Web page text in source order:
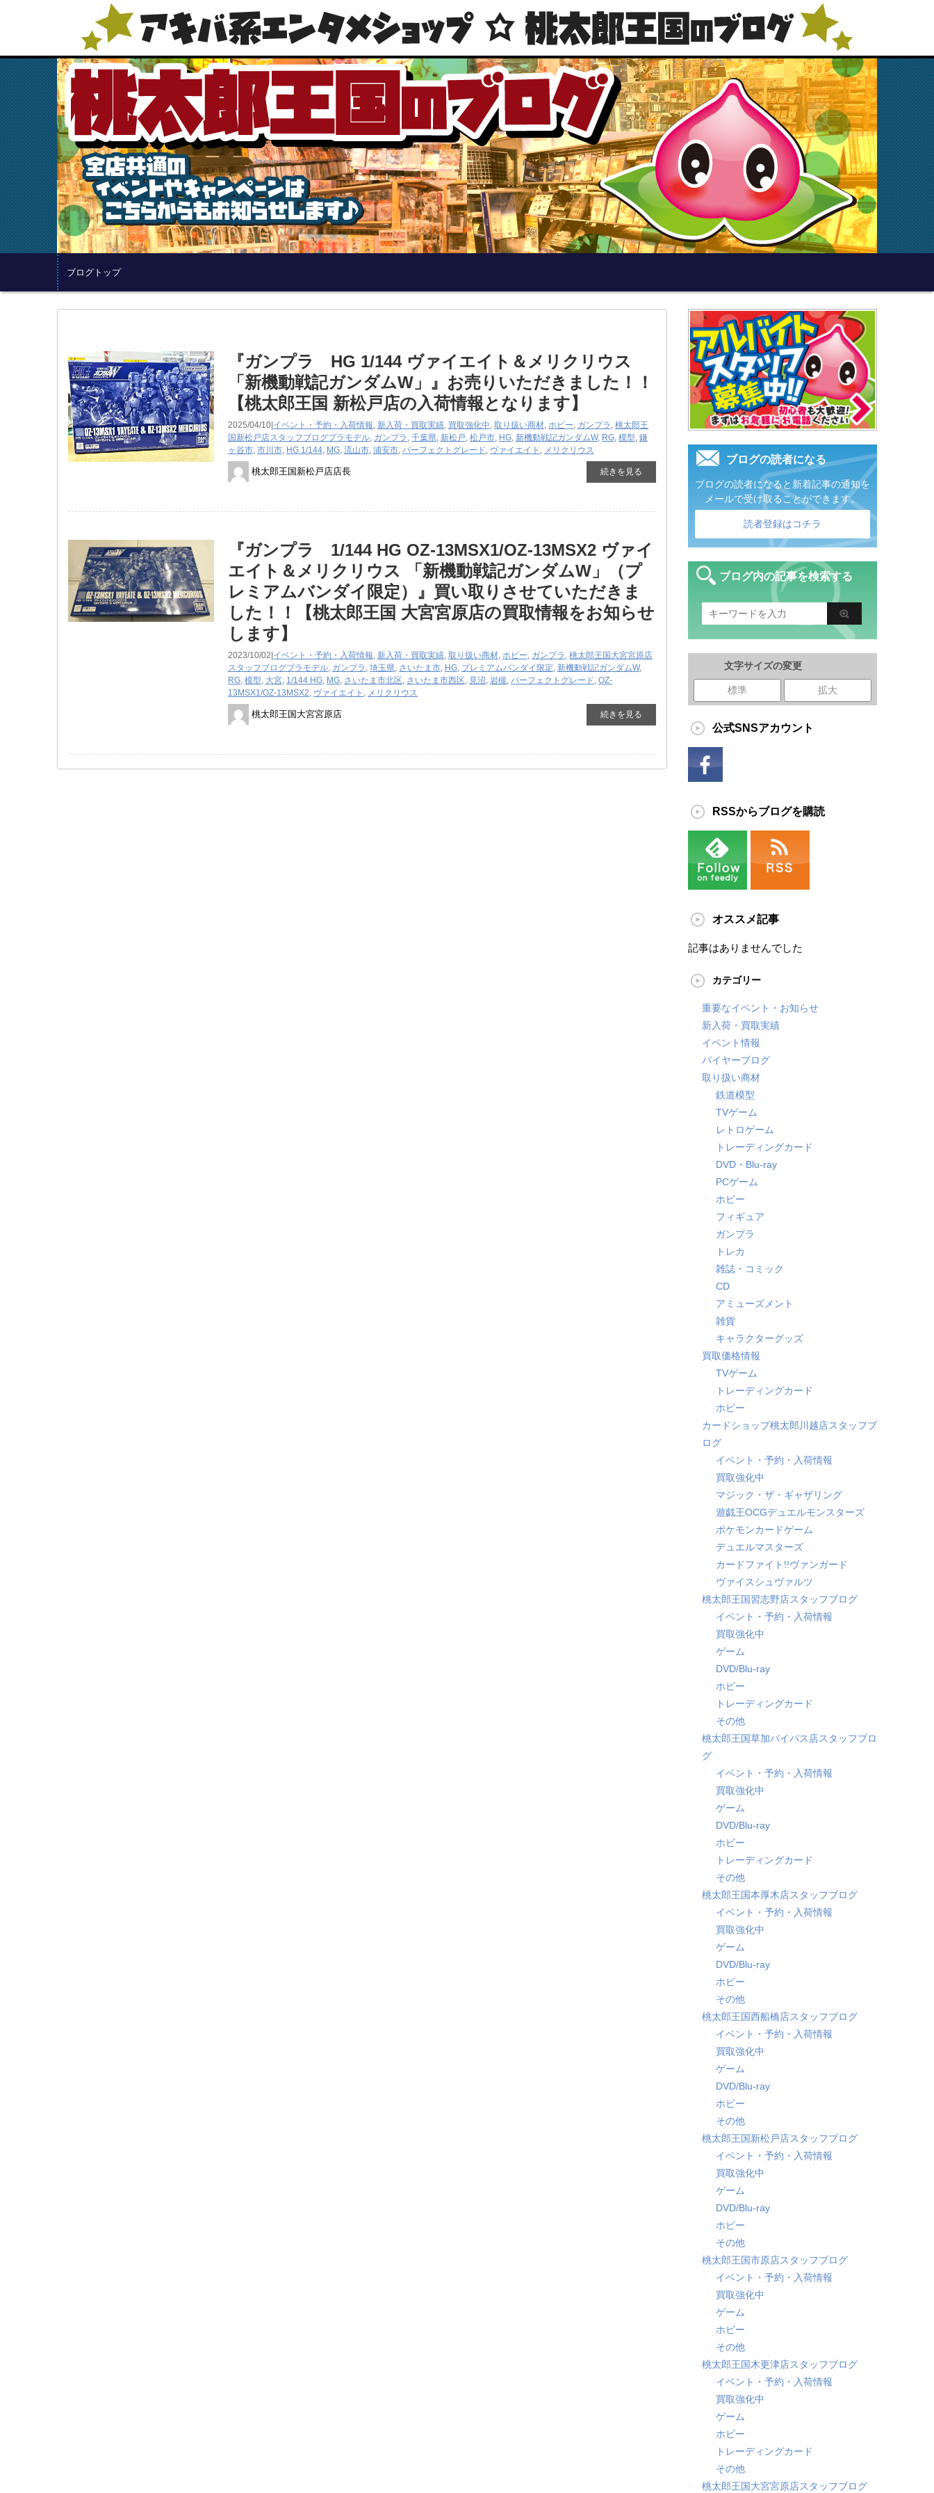
ブログトップ
『ガンプラ HG 1/144 ヴァイエイト＆メリクリウス
「新機動戦記ガンダムW」』お売りいただきました！！
【桃太郎王国 新松戸店の入荷情報となります】
2025/04/10| イベント・予約・入荷情報, 新入荷・買取実績, 買取強化中, 取り扱い商材, ホビー, ガンプラ , 桃太郎王
国新松戸店スタッフブログプラモデル, ガンプラ , 千葉県, 新松戸, 松戸市, HG, 新機動戦記ガンダムW, RG, 模型, 鎌
ヶ谷市, 市川市, HG 1/144, MG, 流山市, 浦安市, パーフェクトグレード, ヴァイエイト , メリクリウス
桃太郎王国新松戸店店長 続きを見る
『ガンプラ 1/144 ​HG ​OZ-13MSX1/OZ-13MSX2 ​ヴァイ
エイト＆メリクリウス ​「新機動戦記ガンダムW」（​プ
レミアムバンダイ限定）』買い取りさせていただきま
した！！【桃太郎王国 大宮宮原店の買取情報をお知らせ
します】
2023/10/02| イベント・予約・入荷情報, 新入荷・買取実績, 取り扱い商材, ホビー, ガンプラ , 桃太郎王国大宮宮原店
スタッフブログプラモデル, ガンプラ , 埼玉県, さいたま市, HG, プレミアムバンダイ限定, 新機動戦記ガンダムW,
RG, 模型, 大宮, 1/144 ​HG, MG, さいたま市北区, さいたま市西区, 見沼, 岩槻, パーフェクトグレード, OZ-
13MSX1/OZ-13MSX2, ヴァイエイト , メリクリウス
桃太郎王国大宮宮原店 続きを見る
ブログの読者になる
ブログの読者になると新着記事の通知を
メールで受け取ることができます。
読者登録はコチラ
ブログ内の記事を検索する
文字サイズの変更
標準 拡大
公式SNSアカウント
RSSからブログを購読
オススメ記事
記事はありませんでした
カテゴリー
重要なイベント・お知らせ
新入荷・買取実績
イベント情報
バイヤーブログ
取り扱い商材
鉄道模型
TVゲーム
レトロゲーム
トレーディングカード
DVD・Blu-ray
PCゲーム
ホビー
フィギュア
ガンプラ
トレカ
雑誌・コミック
CD
アミューズメント
雑貨
キャラクターグッズ
買取価格情報
TVゲーム
トレーディングカード
ホビー
カードショップ桃太郎川越店スタッフブ
ログ
イベント・予約・入荷情報
買取強化中
マジック・ザ・ギャザリング
遊戯王OCGデュエルモンスターズ
ポケモンカードゲーム
デュエルマスターズ
カードファイト!!ヴァンガード
ヴァイスシュヴァルツ
桃太郎王国習志野店スタッフブログ
イベント・予約・入荷情報
買取強化中
ゲーム
DVD/Blu-ray
ホビー
トレーディングカード
その他
桃太郎王国草加バイパス店スタッフブロ
グ
イベント・予約・入荷情報
買取強化中
ゲーム
DVD/Blu-ray
ホビー
トレーディングカード
その他
桃太郎王国本厚木店スタッフブログ
イベント・予約・入荷情報
買取強化中
ゲーム
DVD/Blu-ray
ホビー
その他
桃太郎王国西船橋店スタッフブログ
イベント・予約・入荷情報
買取強化中
ゲーム
DVD/Blu-ray
ホビー
その他
桃太郎王国新松戸店スタッフブログ
イベント・予約・入荷情報
買取強化中
ゲーム
DVD/Blu-ray
ホビー
その他
桃太郎王国市原店スタッフブログ
イベント・予約・入荷情報
買取強化中
ゲーム
ホビー
その他
桃太郎王国木更津店スタッフブログ
イベント・予約・入荷情報
買取強化中
ゲーム
ホビー
トレーディングカード
その他
桃太郎王国大宮宮原店スタッフブログ